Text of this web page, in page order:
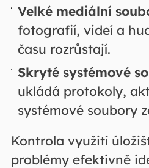
Velké mediální
fotografií, videí a
času rozrůstají.
Skryté systémové
ukládá protokoly,
systémové soubory
Kontrola využití
problémy efektivně